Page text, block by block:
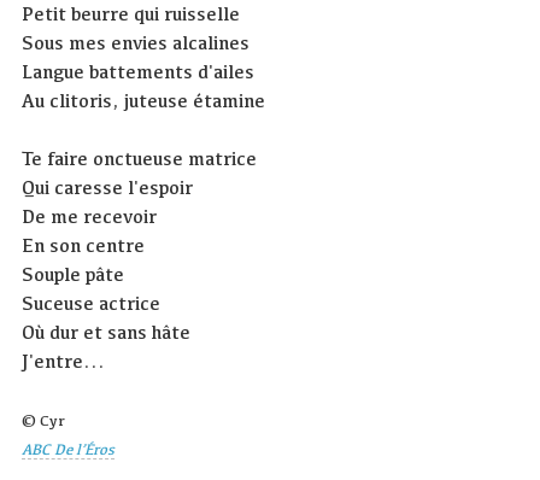
Petit beurre qui ruisselle
Sous mes envies alcalines
Langue battements d'ailes
Au clitoris, juteuse étamine
Te faire onctueuse matrice
Qui caresse l'espoir
De me recevoir
En son centre
Souple pâte
Suceuse actrice
Où dur et sans hâte
J'entre...
© Cyr
ABC De l’Éros